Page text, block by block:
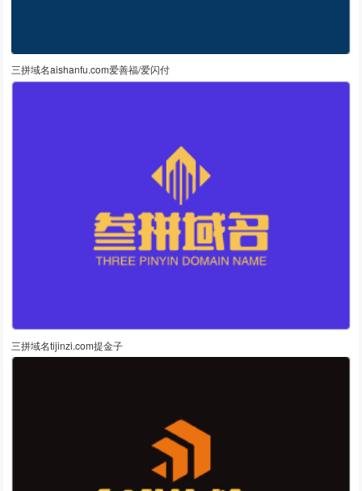
三拼域名aishanfu.com爱善福/爱闪付
三拼域名tijinzi.com提金子